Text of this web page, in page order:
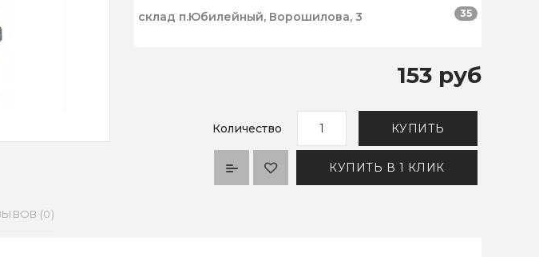
склад п.Юбилейный, Ворошилова, 3 35
153 руб
Количество КУПИТЬ
КУПИТЬ В 1 КЛИК
(0)